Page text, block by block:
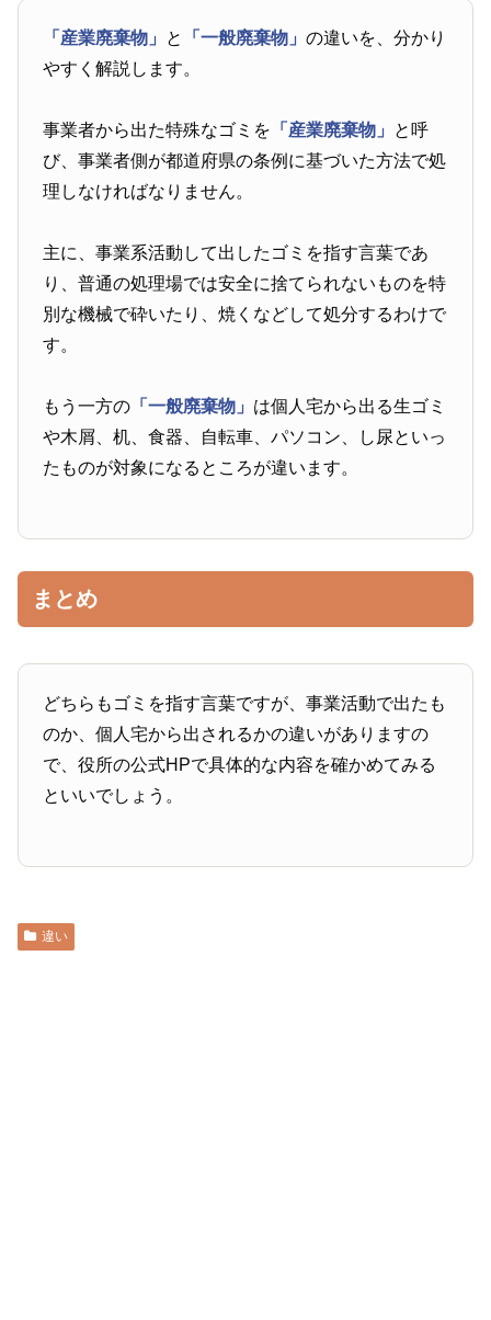
「産業廃棄物」 と 「一般廃棄物」の違いを、分かり
やすく解説します。
事業者から出た特殊なゴミを 「産業廃棄物」 と呼
び、事業者側が都道府県の条例に基づいた方法で処
理しなければなりません。
主に、事業系活動して出したゴミを指す言葉であ
り、普通の処理場では安全に捨てられないものを特
別な機械で砕いたり、焼くなどして処分するわけで
す。
もう一方の 「一般廃棄物」 は個人宅から出る生ゴミ
や木屑、机、食器、自転車、パソコン、し尿といっ
たものが対象になるところが違います。
まとめ
どちらもゴミを指す言葉ですが、事業活動で出たも
のか、個人宅から出されるかの違いがありますの
で、役所の公式HPで具体的な内容を確かめてみる
といいでしょう。
違い